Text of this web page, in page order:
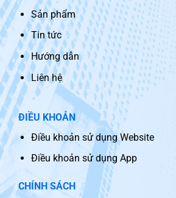
Sản phẩm
Tin tức
Hướng dẫn
Liên hệ
ĐIỀU KHOẢN
Điều khoản sử dụng Website
Điều khoản sử dụng App
CHÍNH SÁCH